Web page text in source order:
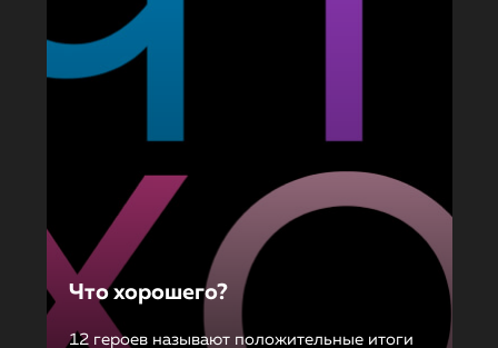
Что хорошего?
12 героев называют положительные итоги